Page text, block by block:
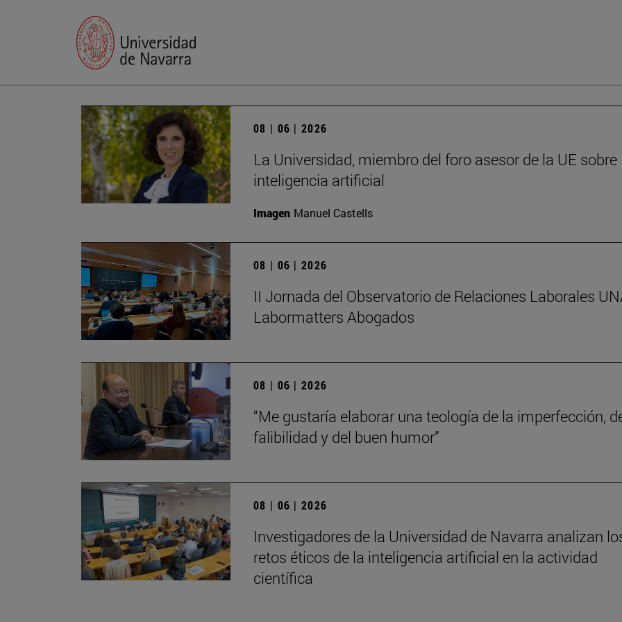
08 | 06 | 2026
La Universidad, miembro del foro asesor de la UE sobre
inteligencia artificial
Imagen Manuel Castells
08 | 06 | 2026
II Jornada del Observatorio de Relaciones Laborales
Labormatters Abogados
08 | 06 | 2026
“Me gustaría elaborar una teología de la imperfección,
falibilidad y del buen humor”
08 | 06 | 2026
Investigadores de la Universidad de Navarra analizan
retos éticos de la inteligencia artificial en la actividad
científica